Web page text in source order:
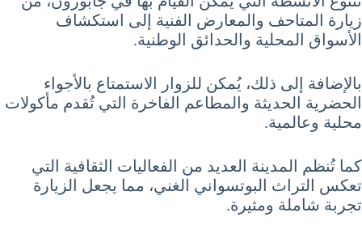
زيارة المتاحف والمعارض الفنية إلى استكشاف
الأسواق المحلية والحدائق الوطنية.
بالإضافة إلى ذلك، يُمكن للزوار الاستمتاع بالأجواء
الحضرية الحديثة والمطاعم الفاخرة التي تُقدم مأكولات
محلية وعالمية.
كما تُنظم المدينة العديد من الفعاليات الثقافية التي
تعكس التراث البوتسواني الغني، مما يجعل الزيارة
تجربة شاملة ومثيرة.